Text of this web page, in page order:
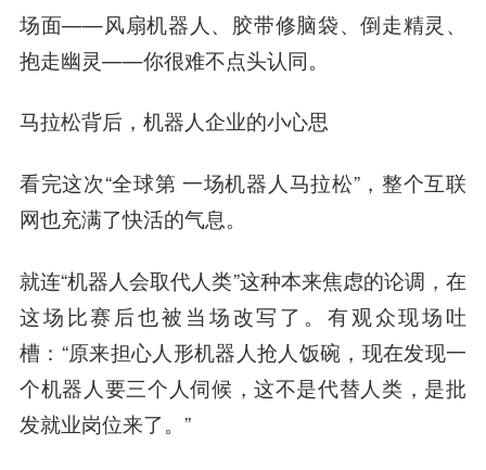
场面——风扇机器人、胶带修脑袋、倒走精灵、
抱走幽灵——你很难不点头认同。
马拉松背后，机器人企业的小心思
看完这次“全球第 一场机器人马拉松”，整个互联
网也充满了快活的气息。
就连“机器人会取代人类”这种本来焦虑的论调，在
这场比赛后也被当场改写了。有观众现场吐
槽：“原来担心人形机器人抢人饭碗，现在发现一
个机器人要三个人伺候，这不是代替人类，是批
发就业岗位来了。”